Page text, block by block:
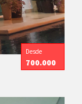
Desde
700.000